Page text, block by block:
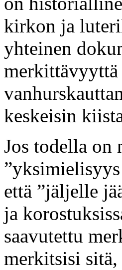
kirkon ja
yhteinen
merkittävyyttä
keskeisin
Jos todella on
että ”jäljelle
ja
saavutettu
merkitsisi